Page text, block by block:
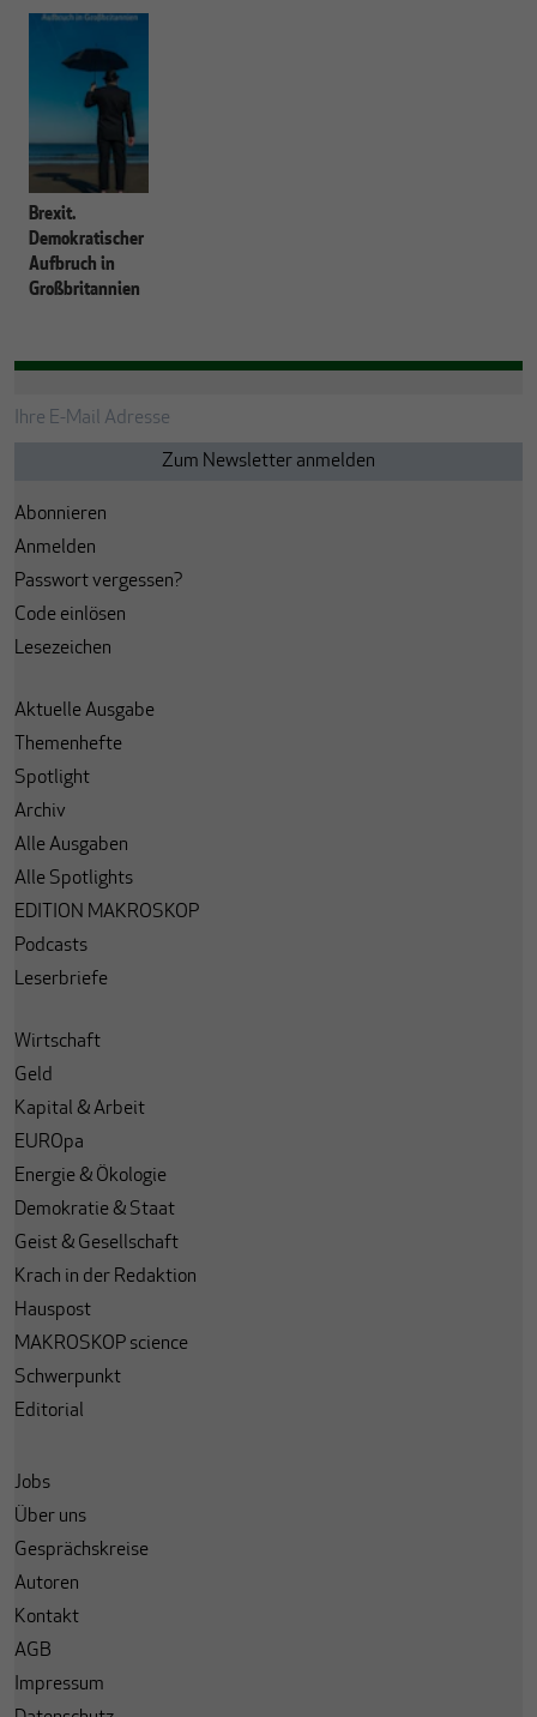
Brexit.
Demokratischer
Aufbruch in
Großbritannien
Abonnieren
Anmelden
Passwort vergessen?
Code einlösen
Lesezeichen
Aktuelle Ausgabe
Themenhefte
Spotlight
Archiv
Alle Ausgaben
Alle Spotlights
EDITION MAKROSKOP
Podcasts
Leserbriefe
Wirtschaft
Geld
Kapital & Arbeit
EUROpa
Energie & Ökologie
Demokratie & Staat
Geist & Gesellschaft
Krach in der Redaktion
Hauspost
MAKROSKOP science
Schwerpunkt
Editorial
Jobs
Über uns
Gesprächskreise
Autoren
Kontakt
AGB
Impressum